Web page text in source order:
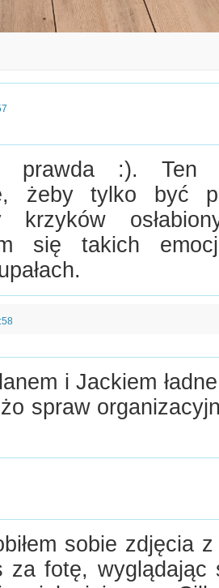
:). Ten
żeby tylko być
krzyków
się takich
i Jackiem
spraw
sobie zdjęcia
za fotę, wyglądając